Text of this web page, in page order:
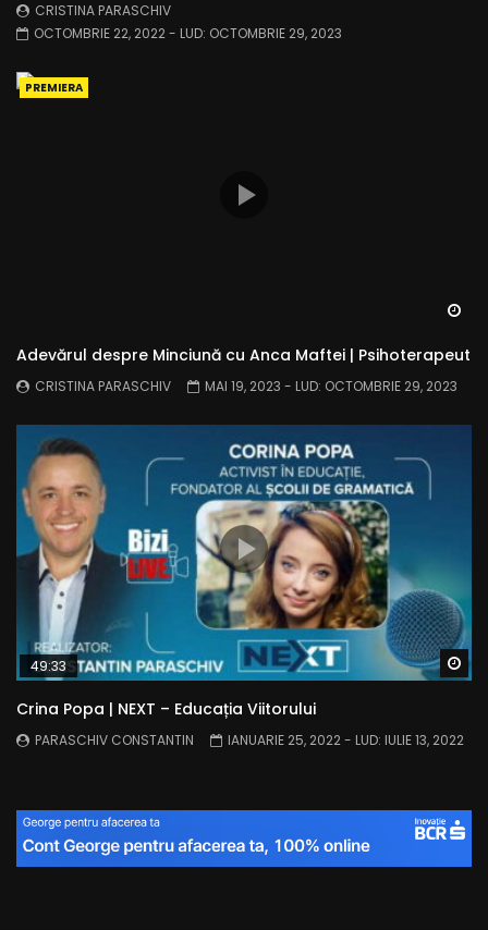
CRISTINA PARASCHIV
OCTOMBRIE 22, 2022- LUD: OCTOMBRIE 29, 2023
PREMIERA
Adevărul despre Minciună cu Anca Maftei | Psihoterapeut
CRISTINA PARASCHIV MAI 19, 2023 - LUD: OCTOMBRIE 29, 2023
49:33
Crina Popa | NEXT – Educația Viitorului
PARASCHIV CONSTANTIN IANUARIE 25, 2022- LUD: IULIE 13, 2022